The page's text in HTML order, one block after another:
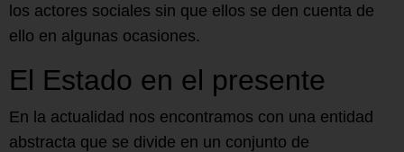
los actores sociales sin que ellos se den cuenta de
ello en algunas ocasiones.
El Estado en el presente
En la actualidad nos encontramos con una entidad
abstracta que se divide en un conjunto de